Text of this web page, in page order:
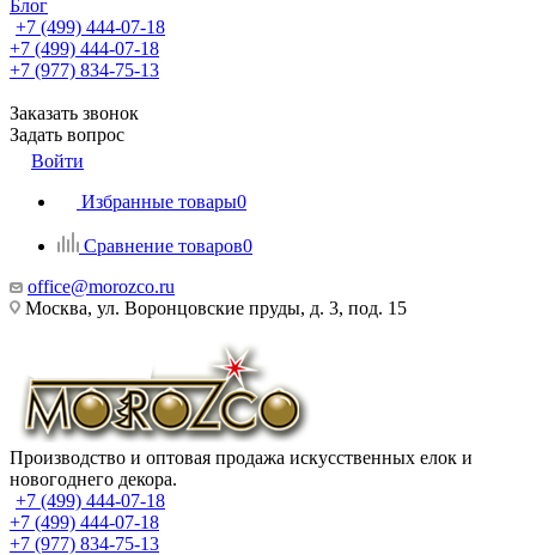
Блог
+7 (499) 444-07-18
+7 (499) 444-07-18
+7 (977) 834-75-13
Заказать звонок
Задать вопрос
Войти
Избранные товары0
Сравнение товаров0
office@morozco.ru
Москва, ул. Воронцовские пруды, д. 3, под. 15
Производство и оптовая продажа искусственных елок и
новогоднего декора.
+7 (499) 444-07-18
+7 (499) 444-07-18
+7 (977) 834-75-13